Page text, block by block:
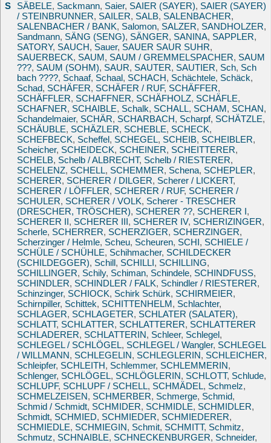
S
SÄBELE, Sackmann, Saier, SAIER (SAYER), SAIER (SAYER)
/ STEINBRUNNER, SAILER, SALB, SALENBACHER,
SALENBACHER / BANK, Salomon, SALZER, SANDHOLZER,
Sandmann, SÄNG (SENG), SÄNGER, SANINA, SAPPLER,
SATORY, SAUCH, Sauer, SAUER SAUR SUHR,
SAUERBECK, SAUM, SAUM / GREMMELSPACHER, SAUM
???, SAUM (SOHM), SAUR, SAUTER, SAUTIER, Sch, Sch
bach ????, Schaaf, Schaal, SCHACH, Schächtele, Schäck,
Schad, SCHÄFER, SCHÄFER / RUF, SCHÄFFER,
SCHÄFFLER, SCHAFFNER, SCHÄFHOLZ, SCHÄFLE,
SCHAFNER, SCHAIBLE, Schalk, SCHALL, SCHAM, SCHAN,
Schandelmaier, SCHÄR, SCHARBACH, Scharpf, SCHÄTZLE,
SCHÄUBLE, SCHÄZLER, SCHEBLE, SCHECK,
SCHEFBECK, Scheffel, SCHEGEL, SCHEIB, SCHEIBLER,
Scheicher, SCHEIDECK, SCHEINER, SCHEITTERER,
SCHELB, Schelb / ALBRECHT, Schelb / RIESTERER,
SCHELENZ, SCHELL, SCHEMMER, Schena, SCHEPLER,
SCHERER, SCHERER / DILGER, Scherer / LICKERT,
SCHERER / LÖFFLER, SCHERER / RUF, SCHERER /
SCHULER, SCHERER / VOLK, Scherer - TRESCHER
(DRESCHER, TRÖSCHER), SCHERER ??, SCHERER I,
SCHERER II, SCHERER III, SCHERER IV, SCHERIZINGER,
Scherle, SCHERRER, SCHERZIGER, SCHERZINGER,
Scherzinger / Helmle, Scheu, Scheuren, SCHI, SCHIELE /
SCHÜLE / SCHÜHLE, Schihmacher, SCHILDECKER
(SCHILDEGGER), Schill, SCHILLI, SCHILLING,
SCHILLINGER, Schily, Schiman, Schindele, SCHINDFUSS,
SCHINDLER, SCHINDLER / FALK, Schindler / RIESTERER,
Schinzinger, SCHIOCK, Schirk Schürk, SCHIRMEIER,
Schirnpiller, Schittek, SCHITTENHELM, Schlachter,
SCHLAGER, SCHLAGETER, SCHLATER (SALATER),
SCHLATT, SCHLATTER, SCHLATTERER, SCHLATTERER
SCHLADERER, SCHLATTERIN, Schleer, Schlegel,
SCHLEGEL / SCHLÖGEL, SCHLEGEL / Wangler, SCHLEGEL
/ WILLMANN, SCHLEGELIN, SCHLEGLERIN, SCHLEICHER,
Schleipfer, SCHLEITH, Schlemmer, SCHLEMMERIN,
Schlenger, SCHLÖGEL, SCHLÖGLERIN, SCHLOTT, Schlude,
SCHLUPF, SCHLUPF / SCHELL, SCHMÄDEL, Schmelz,
SCHMELZEISEN, SCHMERBER, Schmerge, Schmid,
Schmid / Schmidt, SCHMIDER, SCHMIDLE, SCHMIDLER,
Schmidt, SCHMIED, SCHMIEDER, SCHMIEDERER,
SCHMIEDLE, SCHMIEGIN, Schmit, SCHMITT, Schmitz,
Schmutz, SCHNAIBLE, SCHNECKENBURGER, Schneider,